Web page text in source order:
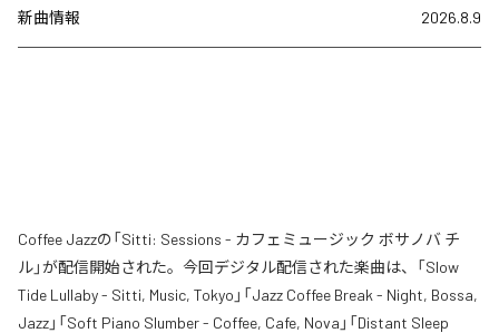
新曲情報 2026.8.9
Coffee Jazzの「Sitti: Sessions - カフェミュージック ボサノバ チ
ル」が配信開始された。今回デジタル配信された楽曲は、「Slow
Tide Lullaby - Sitti, Music, Tokyo」「Jazz Coffee Break - Night, Bossa,
Jazz」「Soft Piano Slumber - Coffee, Cafe, Nova」「Distant Sleep